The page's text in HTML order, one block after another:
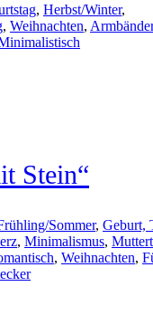
, Herbst/Winter,
, Weihnachten, Armbänder
Stein“
Sommer, Geburt,
, Minimalismus,
, Weihnachten,